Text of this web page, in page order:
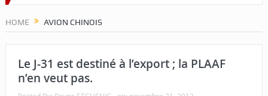
HOME AVION CHINOIS
Le J-31 est destiné à l’export ; la PLAAF
n’en veut pas.